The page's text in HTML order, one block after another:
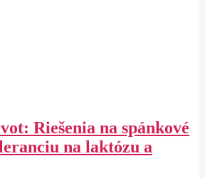
Riešenia na spánkové
na laktózu a